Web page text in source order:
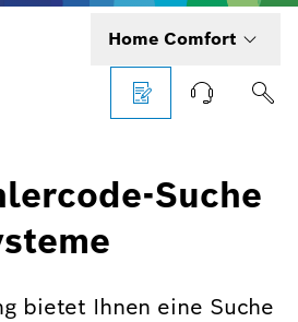
Home Comfort
Suche
bietet Ihnen eine Suche